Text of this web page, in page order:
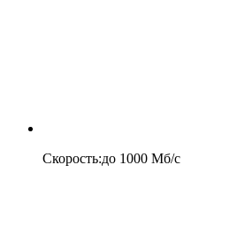
Скорость:до 1000 Мб/c